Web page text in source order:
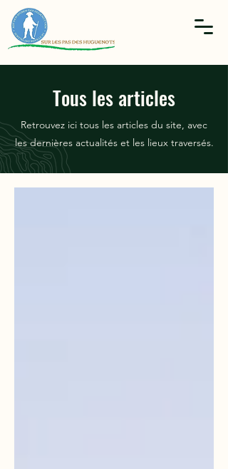
Tous les articles
Retrouvez ici tous les articles du site, avec
les dernières actualités et les lieux traversés.